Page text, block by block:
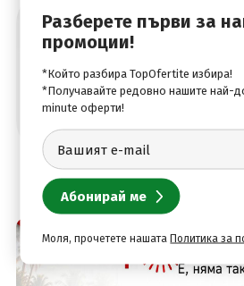
Абонирай се за най-
Разберете първи за
промоции!
*Който разбира TopOfertite избира!
*Получавайте редовно нашите най-
minute оферти!
Моля, прочетете нашатаПолитика за